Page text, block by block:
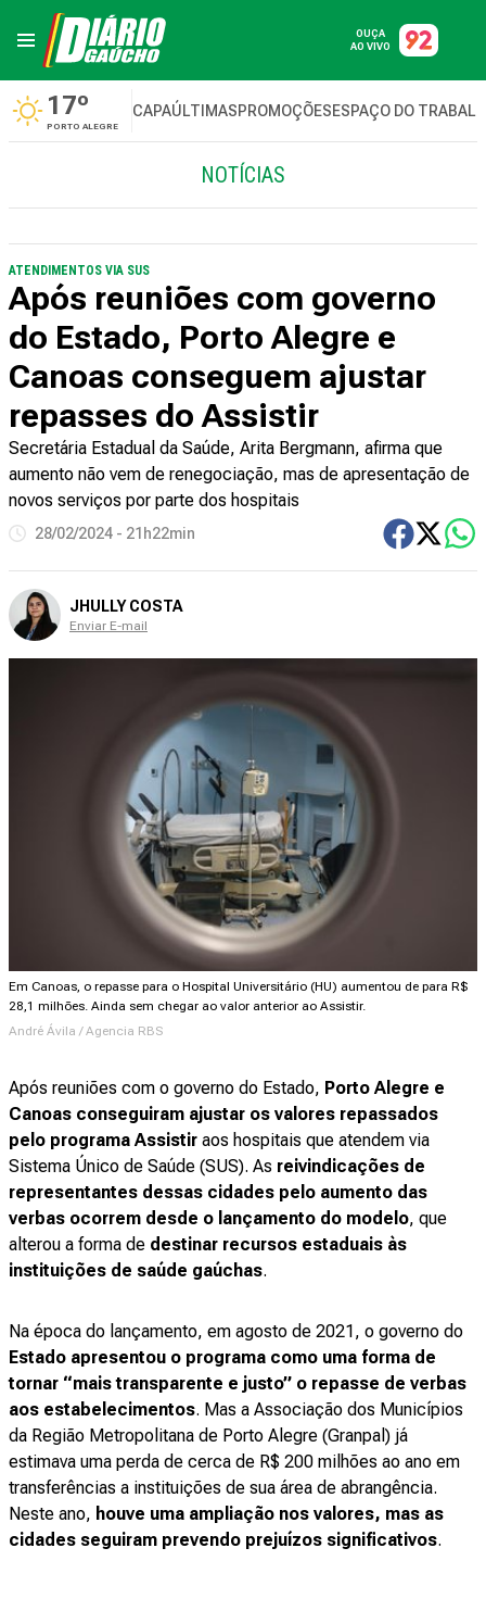
OUÇA
AO VIVO
17º
PORTO ALEGRE
CAPAÚLTIMASPROMOÇÕESESPAÇO DO
NOTÍCIAS
ATENDIMENTOS VIA SUS
Após reuniões com governo
do Estado, Porto Alegre e
Canoas conseguem ajustar
repasses do Assistir
Secretária Estadual da Saúde, Arita Bergmann, afirma que
aumento não vem de renegociação, mas de apresentação de
novos serviços por parte dos hospitais
28/02/2024 - 21h22min
JHULLY COSTA
Enviar E-mail
Em Canoas, o repasse para o Hospital Universitário (HU) aumentou de para R$
28,1 milhões. Ainda sem chegar ao valor anterior ao Assistir.
André Ávila / Agencia RBS
Após reuniões com o governo do Estado, Porto Alegre e
Canoas conseguiram ajustar os valores repassados
pelo programa Assistir aos hospitais que atendem via
Sistema Único de Saúde (SUS). As reivindicações de
representantes dessas cidades pelo aumento das
verbas ocorrem desde o lançamento do modelo, que
alterou a forma de destinar recursos estaduais às
instituições de saúde gaúchas.
Na época do lançamento, em agosto de 2021, o governo do
Estado apresentou o programa como uma forma de
tornar “mais transparente e justo” o repasse de verbas
aos estabelecimentos. Mas a Associação dos Municípios
da Região Metropolitana de Porto Alegre (Granpal) já
estimava uma perda de cerca de R$ 200 milhões ao ano em
transferências a instituições de sua área de abrangência.
Neste ano, houve uma ampliação nos valores, mas as
cidades seguiram prevendo prejuízos significativos.